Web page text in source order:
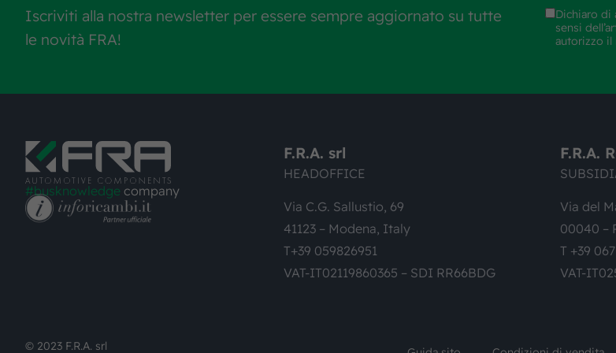
Iscriviti alla nostra newsletter per essere sempre aggiornato su tutte
le novità FRA!
Dichiaro di
sensi
autorizzo il
#busknowledge company
F.R.A. srl
HEADOFFICE
Via C.G. Sallustio, 69
41123 – Modena, Italy
T+39 059826951
VAT-IT02119860365 – SDI RR66BDG
F.R.A.
Via del
00040 –
T +39
VAT-
© 2023 F.R.A. srl